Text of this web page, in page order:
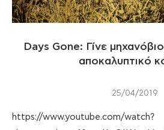
Days Gone: Γίνε
αποκαλυπτικό
25/04/2019
https://www.youtube.com/watch?